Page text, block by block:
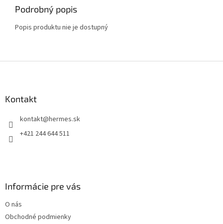
Podrobný popis
Popis produktu nie je dostupný
Kontakt
kontakt@hermes.sk
+421 244 644 511
Informácie pre vás
O nás
Obchodné podmienky